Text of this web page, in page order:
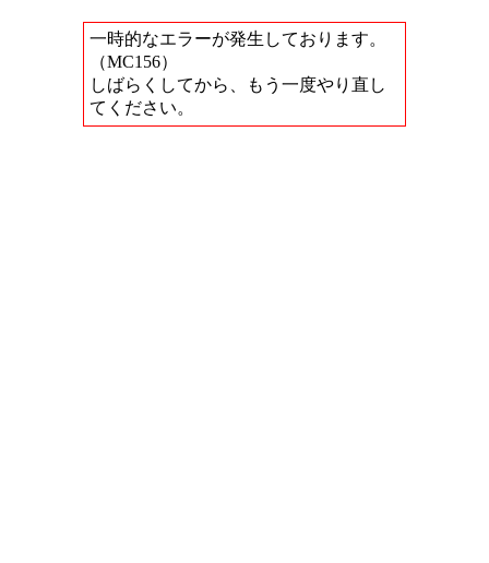
一時的なエラーが発生しております。
（MC156）
しばらくしてから、もう一度やり直し
てください。